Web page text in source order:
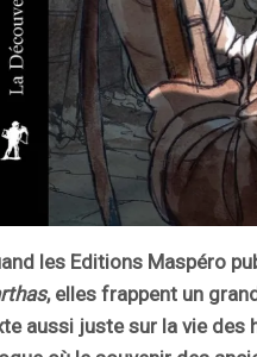
les Editions Maspéro
, elles frappent un
aussi juste sur la vie des